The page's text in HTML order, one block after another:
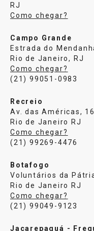
RJ
Como chegar?
Campo Grande
Estrada do
Rio de Janeiro, RJ
Como chegar?
(21) 99051-0983
Recreio
Av. das Américas,
Rio de Janeiro RJ
Como chegar?
(21) 99269-4476
Botafogo
Voluntários da
Rio de Janeiro RJ
Como chegar?
(21) 99049-9123
Jacarepaguá -